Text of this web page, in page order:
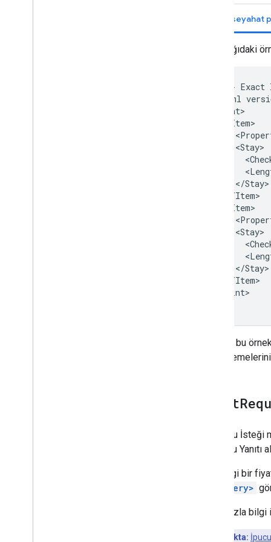
Tam seyahat
Aşağıdaki
<!-- Exact
<?xml
</Item>
</Hint>
Google, bu
<Hint
Bir İpucu İsteği
bir İpucu
Herhangi bir
<Query>
Daha fazla bilgi
Önemli Nokta: